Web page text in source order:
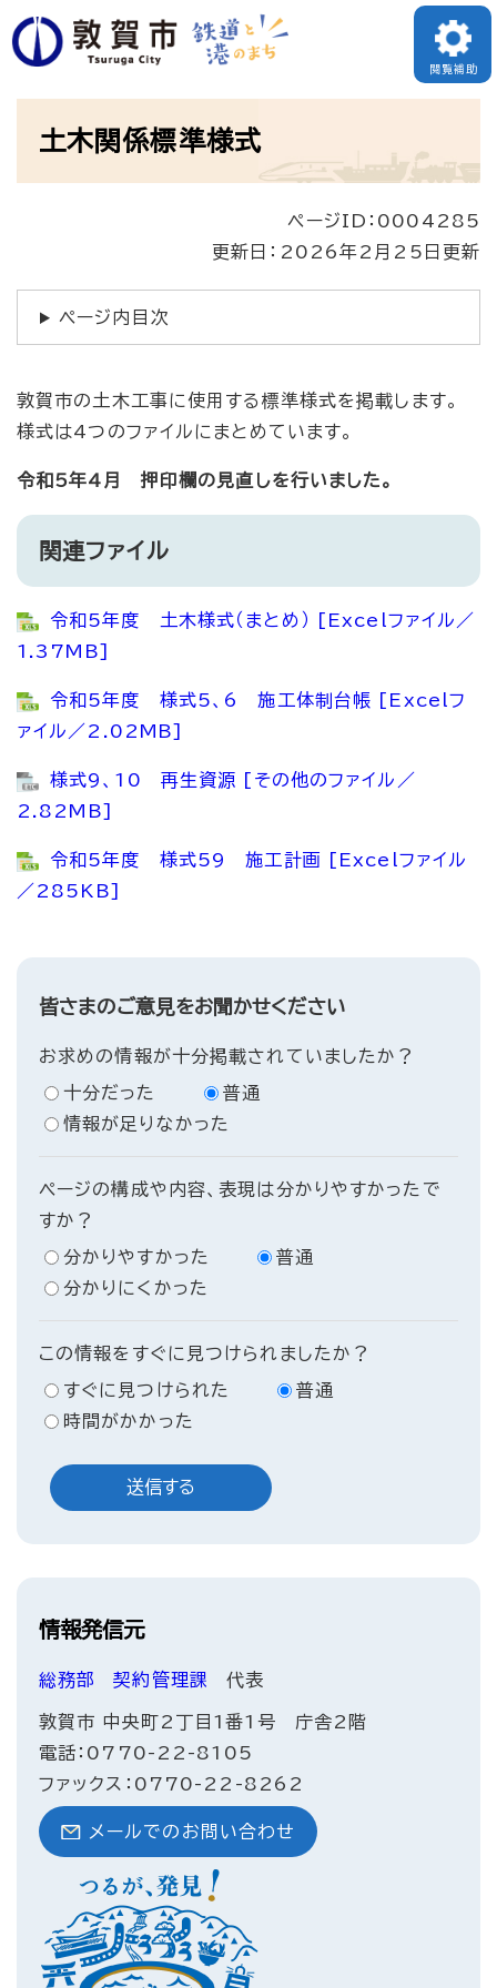
ペ
ー
閲覧補助
土木関係標準様式
ページID：0004285
更新日：2026年2月25日更新
ページ内目次
敦賀市の土木工事に使用する標準様式を掲載します。
様式は4つのファイルにまとめています。
令和5年4月 押印欄の見直しを行いました。
関連ファイル
令和5年度 土木様式（まとめ） [Excelファイル／
1.37MB]
令和5年度 様式5、6 施工体制台帳 [Excelフ
ァイル／2.02MB]
様式9、10 再生資源 [その他のファイル／
2.82MB]
令和5年度 様式59 施工計画 [Excelファイル
／285KB]
皆さまのご意見をお聞かせください
お求めの情報が十分掲載されていましたか？
十分だった
普通
情報が足りなかった
ページの構成や内容、表現は分かりやすかったで
すか？
分かりやすかった
普通
分かりにくかった
この情報をすぐに見つけられましたか？
すぐに見つけられた
普通
時間がかかった
情報発信元
総務部 契約管理課 代表
敦賀市 中央町2丁目1番1号 庁舎2階
電話：0770-22-8105
ファックス：0770-22-8262
メールでのお問い合わせ